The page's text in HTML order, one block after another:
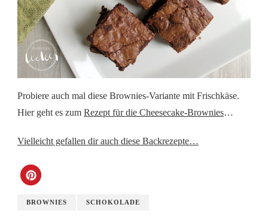
Probiere auch mal diese Brownies-Variante mit Frischkäse.
Hier geht es zum Rezept für die Cheesecake-Brownies…
Vielleicht gefallen dir auch diese Backrezepte…
BROWNIES SCHOKOLADE